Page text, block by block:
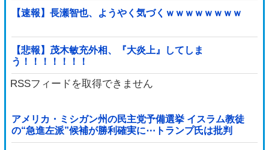
【速報】長瀬智也、ようやく気づくｗｗｗｗｗｗｗｗ
【悲報】茂木敏充外相、『大炎上』してしま
う！！！！！！！
RSSフィードを取得できません
アメリカ・ミシガン州の民主党予備選挙 イスラム教徒
の“急進左派”候補が勝利確実に⋯トランプ氏は批判